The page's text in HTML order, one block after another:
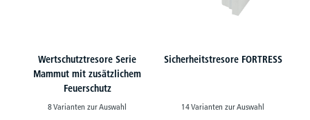
Wertschutztresore Serie
Mammut mit zusätzlichem
Feuerschutz
8 Varianten zur Auswahl
Sicherheitstresore FORTRESS
14 Varianten zur Auswahl